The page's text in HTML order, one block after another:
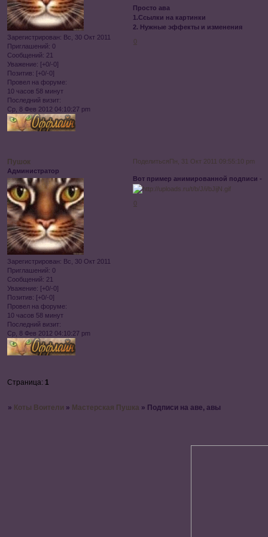
Зарегистрирован: Вс, 30 Окт 2011
Приглашений: 0
Сообщений: 21
Уважение: [+0/-0]
Позитив: [+0/-0]
Провел на форуме:
10 часов 58 минут
Последний визит:
Ср, 8 Фев 2012 04:10:27 pm
Просто ава
1.Ссылки на картинки
2. Нужные эффекты и изменения
0
ПоделитьсяПн, 31 Окт 2011 09:55:10 pm
Пушок
Администратор
Зарегистрирован: Вс, 30 Окт 2011
Приглашений: 0
Сообщений: 21
Уважение: [+0/-0]
Позитив: [+0/-0]
Провел на форуме:
10 часов 58 минут
Последний визит:
Ср, 8 Фев 2012 04:10:27 pm
Вот пример анимированной подписи -
0
Страница: 1
» Коты Воители » Мастерская Пушка » Подписи на аве, авы